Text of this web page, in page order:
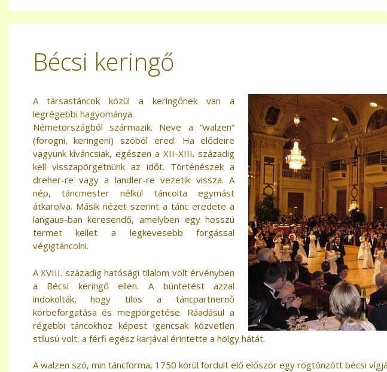
Bécsi keringő
A társastáncok közül a keringőnek van a
legrégebbi hagyománya.
Németországból származik. Neve a “walzen”
(forogni, keringeni) szóból ered. Ha elődeire
vagyunk kíváncsiak, egészen a XII-XIII. századig
kell visszapörgetnünk az időt. Történészek a
dreher-re vagy a landler-re vezetik vissza. A
nép, táncmester nélkül táncolta egymást
átkarolva. Másik nézet szerint a tánc eredete a
langaus-ban keresendő, amelyben egy hosszú
termet kellet a legkevesebb forgással
végigtáncolni.
A XVIII. századig hatósági tilalom volt érvényben
a Bécsi keringő ellen. A büntetést azzal
indokolták, hogy tilos a táncpartnernő
körbeforgatása és megpörgetése. Ráadásul a
régebbi táncokhoz képest igencsak közvetlen
stílusú volt, a férfi egész karjával érintette a hölgy hátát.
A walzen szó, min táncforma, 1750 körül fordult elő először egy rögtönzött bécsi